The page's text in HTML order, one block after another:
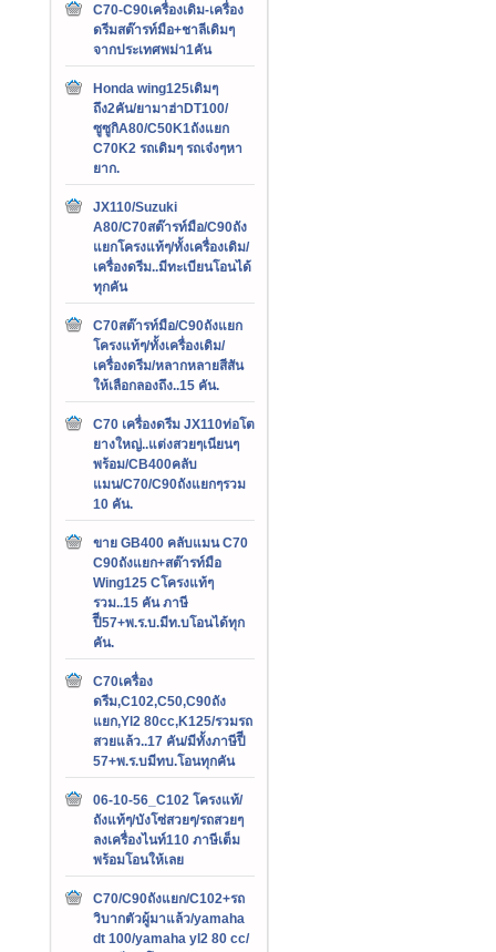
C70-C90เครื่องเดิม-เครื่อง
ดรีมสต๊ารท์มือ+ชาลีเดิมๆ
จากประเทศพม่า1คัน
Honda wing125เดิมๆ
ถึง2คัน/ยามาฮ่าDT100/
ซูซูกิA80/C50K1ถังแยก
C70K2 รถเดิมๆ รถเจ๋งๆหา
ยาก.
JX110/Suzuki
A80/C70สต๊ารท์มือ/C90ถัง
แยกโครงแท้ๆ/ทั้งเครื่องเดิม/
เครื่องดรีม..มีทะเบียนโอนได้
ทุกคัน
C70สต๊ารท์มือ/C90ถังแยก
โครงแท้ๆ/ทั้งเครื่องเดิม/
เครื่องดรีม/หลากหลายสีสัน
ให้เลือกลองถึง..15 คัน.
C70 เครื่องดรีม JX110ท่อโต
ยางใหญ่..แต่งสวยๆเนียนๆ
พร้อม/CB400คลับ
แมน/C70/C90ถังแยกๆรวม
10 คัน.
ขาย GB400 คลับแมน C70
C90ถังแยก+สต๊ารท์มือ
Wing125 Cโครงแท้ๆ
รวม..15 คัน ภาษี
ปีี57+พ.ร.บ.มีท.บโอนได้ทุก
คัน.
C70เครื่อง
ดรีม,C102,C50,C90ถัง
แยก,Yl2 80cc,K125/รวมรถ
สวยแล้ว..17 คัน/มีทั้งภาษีปีี
57+พ.ร.บมีทบ.โอนทุกคัน
06-10-56_C102 โครงแท้/
ถังแท้ๆ/บังโซ่สวยๆ/รถสวยๆ
ลงเครื่องไนท์110 ภาษีเต็ม
พร้อมโอนให้เลย
C70/C90ถังแยก/C102+รถ
วิบากตัวผู้มาแล้ว/yamaha
dt 100/yamaha yl2 80 cc/